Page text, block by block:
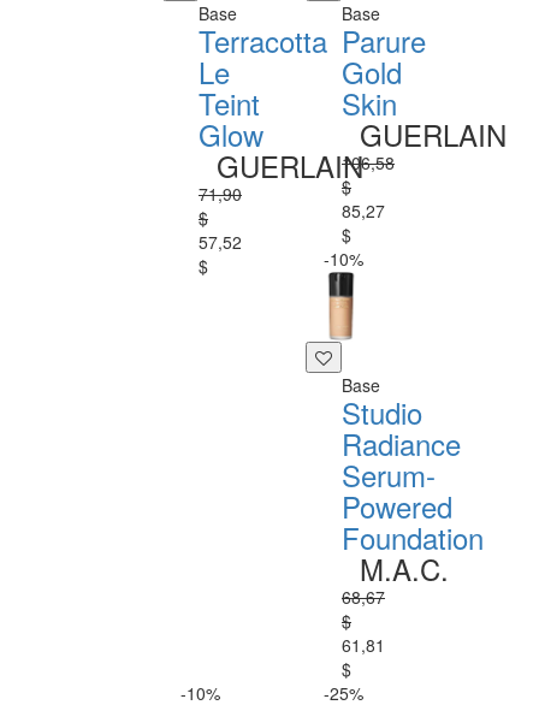
Base
Terracotta
Le
Teint
Glow
GUERLAIN
71,90
$
57,52
$
Base
Parure
Gold
Skin
GUERLAIN
106,58
$
85,27
$
-10%
Base
Studio
Radiance
Serum-
Powered
Foundation
M.A.C.
68,67
$
61,81
$
-10%
-25%